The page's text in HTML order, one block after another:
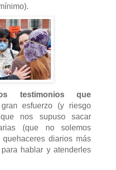
testimonios que
esfuerzo (y riesgo
nos supuso sacar
(que no solemos
diarios más
hablar y atenderles